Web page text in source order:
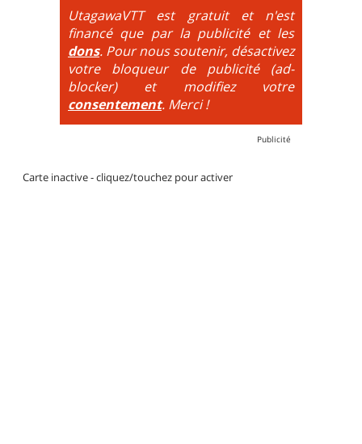
tout suspendu et protections du corps obligatoires.
UtagawaVTT est gratuit et n'est
financé que par la publicité et les
dons. Pour nous soutenir, désactivez
votre bloqueur de publicité (ad-
blocker) et modifiez votre
consentement. Merci !